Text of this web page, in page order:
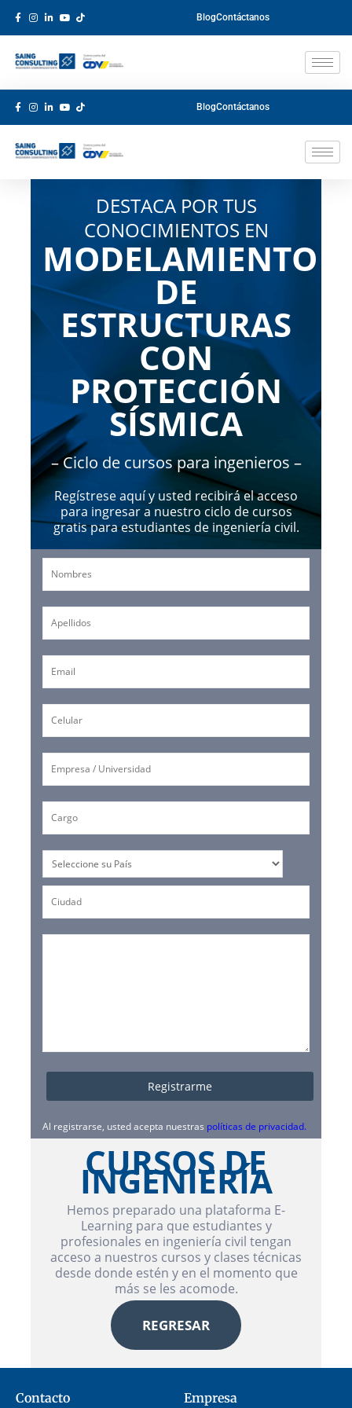
BlogContáctanos
BlogContáctanos
DESTACA POR TUS
CONOCIMIENTOS EN
MODELAMIENTO
DE
ESTRUCTURAS
CON
PROTECCIÓN
SÍSMICA
– Ciclo de cursos para ingenieros –
Regístrese aquí y usted recibirá el acceso
para ingresar a nuestro ciclo de cursos
gratis para estudiantes de ingeniería civil.
Al registrarse, usted acepta nuestras políticas de privacidad.
CURSOS DE
INGENIERÍA
Hemos preparado una plataforma E-
Learning para que estudiantes y
profesionales en ingeniería civil tengan
acceso a nuestros cursos y clases técnicas
desde donde estén y en el momento que
más se les acomode.
REGRESAR
Contacto Empresa